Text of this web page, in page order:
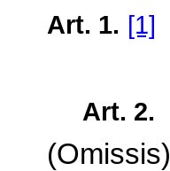
Art. 1. [1]
Art. 2.
(Omissis)